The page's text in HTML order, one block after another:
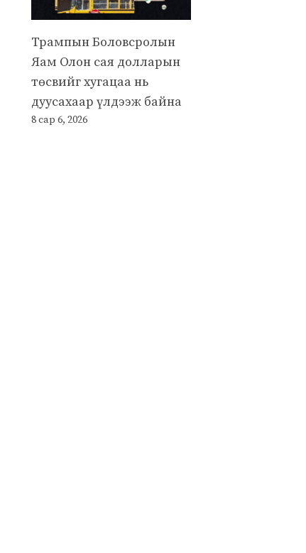
Трампын Боловсролын
Яам Олон сая долларын
төсвийг хугацаа нь
дуусахаар үлдээж байна
8 сар 6, 2026